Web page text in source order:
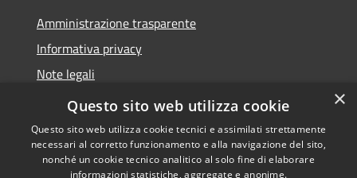
Amministrazione trasparente
Informativa privacy
Note legali
Dichiarazione di accessibilità
×
Questo sito web utilizza cookie
Questo sito web utilizza cookie tecnici e assimilati strettamente
necessari al corretto funzionamento e alla navigazione del sito,
nonché un cookie tecnico analitico al solo fine di elaborare
informazioni statistiche, aggregate e anonime.